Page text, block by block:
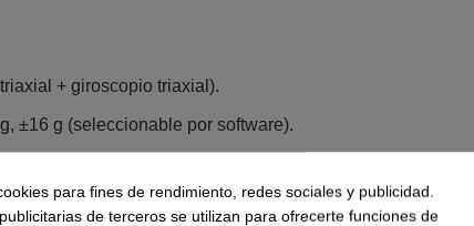
+ giroscopio triaxial).
±16 g (seleccionable por software).
s (seleccionable).
y giroscopio.
para fines de rendimiento, redes sociales y publicidad.
de terceros se utilizan para ofrecerte funciones de